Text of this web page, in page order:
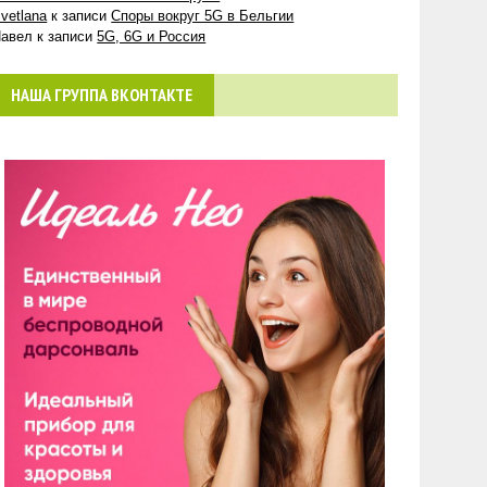
к записиСпоры вокруг 5G в Бельгии
к записи5G, 6G и Россия
НАША ГРУППА ВКОНТАКТЕ